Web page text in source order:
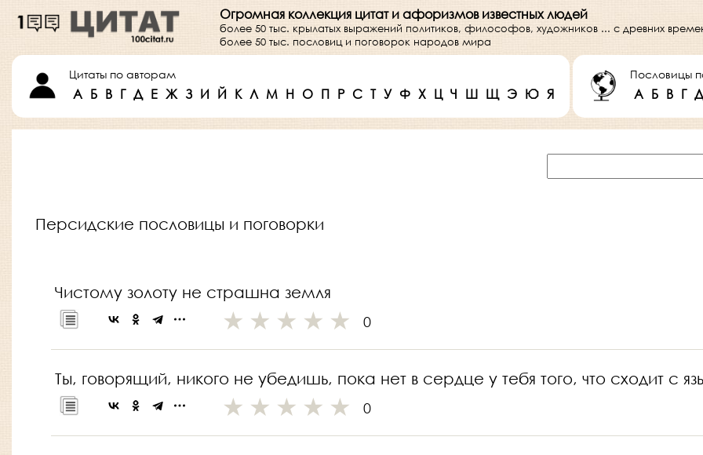
Огромная коллекция цитат и афоризмов известных людей
более 50 тыс. крылатых выражений политиков, философов, художников ... с древних
более 50 тыс. пословиц и поговорок народов мира
Цитаты по авторам
А Б В Г Д Е Ж З И Й К Л М Н О П Р С Т У Ф Х Ц Ч Ш Щ Э Ю Я
Пословицы
А Б В Г Д
Персидские пословицы и поговорки
Чистому золоту не страшна земля
0
Ты, говорящий, никого не убедишь, пока нет в сердце у тебя того, что сходит с
0